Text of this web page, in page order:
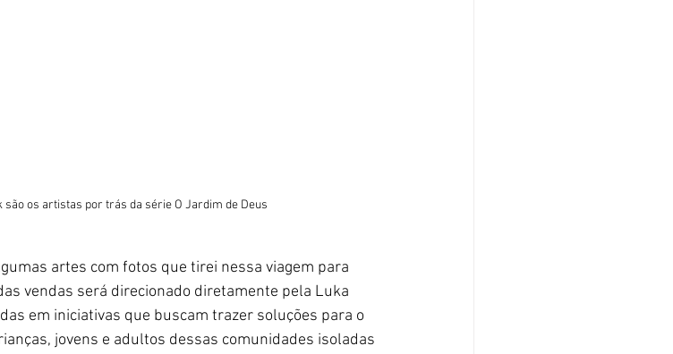
são os artistas por trás da série O Jardim de Deus
artes com fotos que tirei nessa viagem para
vendas será direcionado diretamente pela Luka
em iniciativas que buscam trazer soluções para o
jovens e adultos dessas comunidades isoladas